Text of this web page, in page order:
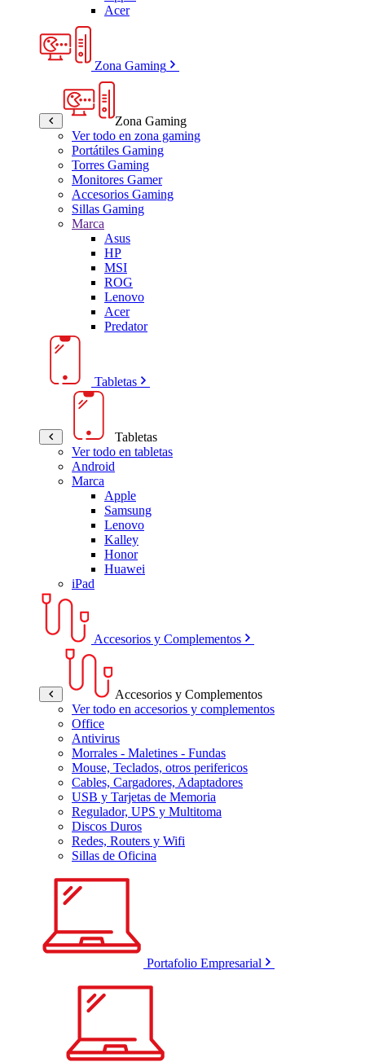
Acer
Zona Gaming
Zona Gaming
Ver todo en zona gaming
Portátiles Gaming
Torres Gaming
Monitores Gamer
Accesorios Gaming
Sillas Gaming
Marca
Asus
HP
MSI
ROG
Lenovo
Acer
Predator
Tabletas
Tabletas
Ver todo en tabletas
Android
Marca
Apple
Samsung
Lenovo
Kalley
Honor
Huawei
iPad
Accesorios y Complementos
Accesorios y Complementos
Ver todo en accesorios y complementos
Office
Antivirus
Morrales - Maletines - Fundas
Mouse, Teclados, otros perifericos
Cables, Cargadores, Adaptadores
USB y Tarjetas de Memoria
Regulador, UPS y Multitoma
Discos Duros
Redes, Routers y Wifi
Sillas de Oficina
Portafolio Empresarial